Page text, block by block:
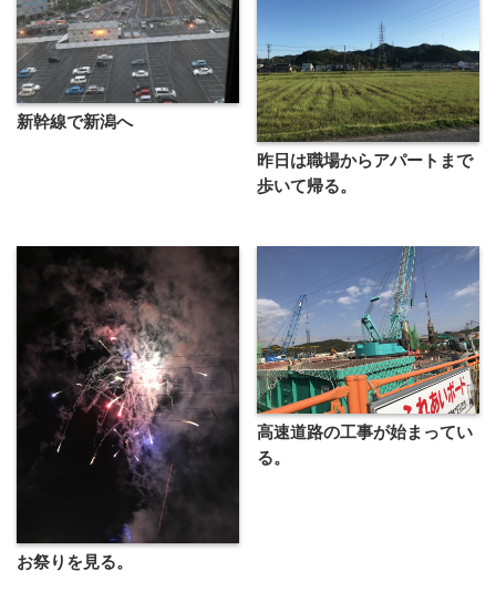
新幹線で新潟へ
昨日は職場からアパートまで
歩いて帰る。
お祭りを見る。
高速道路の工事が始まってい
る。